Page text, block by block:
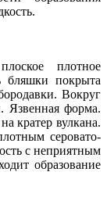
плотное
бляшки покрыта
Вокруг
Язвенная форма.
кратер вулкана.
серовато-
с неприятным
образование